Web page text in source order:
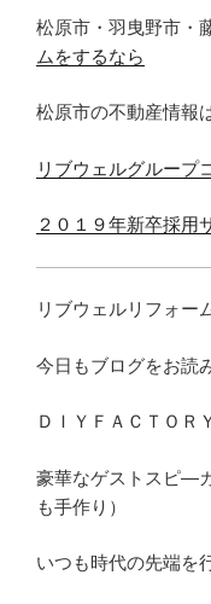
松原市・羽曳野市・
ムをするなら
松原市の不動産情報
リブウェルグループ
２０１９年新卒採用
リブウェルリフォー
今日もブログをお読
ＤＩＹＦＡＣＴＯＲ
豪華なゲストスピ―
も手作り）
いつも時代の先端を